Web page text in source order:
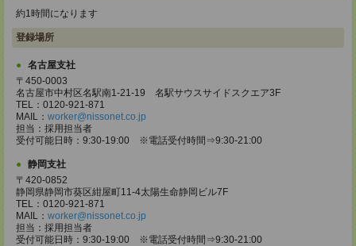
約1時間になります
登録場所
名古屋支社
〒450-0003
名古屋市中村区名駅南1-21-19 名駅サウスサイドスクエア3F
TEL：0120-921-871
MAIL： worker@nissonet.co.jp
担当：採用担当者
受付可能日時：9:30-19:00 ※電話受付時間⇒9:30-21:00
静岡支社
〒420-0852
静岡県静岡市葵区紺屋町11-4太陽生命静岡ビル7F
TEL：0120-921-871
MAIL： worker@nissonet.co.jp
担当：採用担当者
受付可能日時：9:30-19:00 ※電話受付時間⇒9:30-21:00